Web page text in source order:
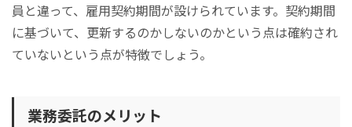
員と違って、雇用契約期間が設けられています。契約期間
に基づいて、更新するのかしないのかという点は確約され
ていないという点が特徴でしょう。
業務委託のメリット